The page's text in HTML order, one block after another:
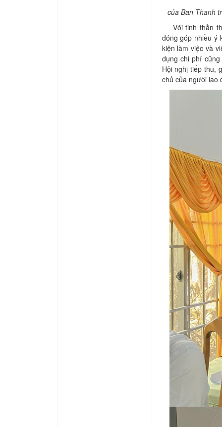
của Ban Thanh
Với tinh thần
đóng góp nhiều ý
kiện làm việc và
dụng chi phí
Hội nghị tiếp thu,
chủ của người lao